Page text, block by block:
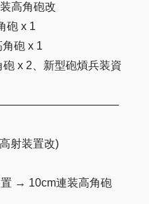
高角砲改
砲 x 1
砲 x 1
x 2、新型砲熕兵装資
射装置改)
置 → 10cm連装高角砲